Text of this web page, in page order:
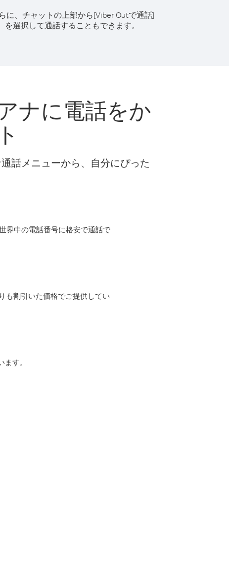
に、チャットの上部から[Viber Outで通話]
を選択して通話することもできます。
ナに電話をか
話メニューから、自分にぴった
界中の電話番号に格安で通話で
も割引いた価格でご提供してい
す。